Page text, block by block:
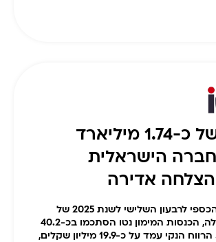
בהיקף של כ-1.74 מיליארד
הישראלית
אדירה
על פי הדו"ח הכספי לרבעון השלישי לשנת 2025 של
קבוצת פנינסולה, הכנסות המימון נטו הסתכמו בכ-40.2
מיליון שקלים. הרווח הנקי עמד על כ-19.9 מיליון שקלים,